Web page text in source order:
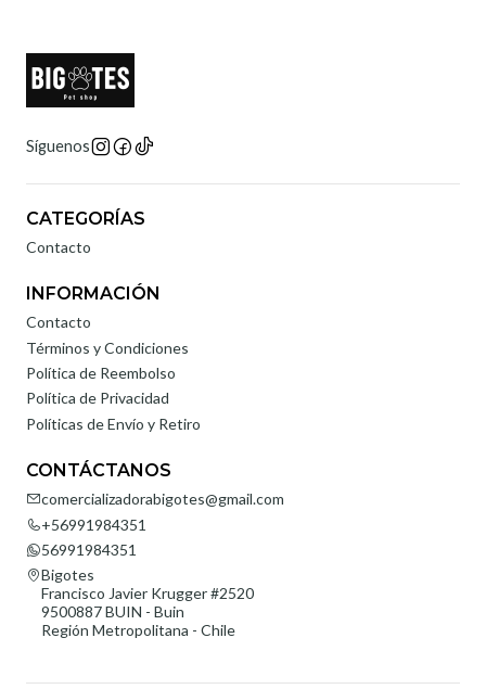
Síguenos
CATEGORÍAS
Contacto
INFORMACIÓN
Contacto
Términos y Condiciones
Política de Reembolso
Política de Privacidad
Políticas de Envío y Retiro
CONTÁCTANOS
comercializadorabigotes@gmail.com
+56991984351
56991984351
Bigotes
Francisco Javier Krugger #2520
9500887 BUIN - Buin
Región Metropolitana - Chile